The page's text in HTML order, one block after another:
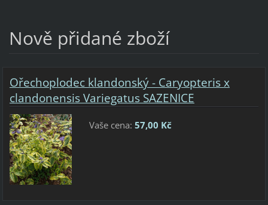
Nově přidané zboží
Ořechoplodec klandonský - Caryopteris x
clandonensis Variegatus SAZENICE
Vaše cena: 57,00 Kč